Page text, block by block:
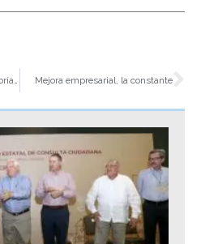
Gestión, capacitación y consultoría como divisa Mejora empresarial, la constante